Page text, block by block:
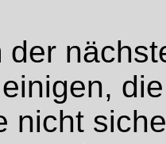
der
nicht